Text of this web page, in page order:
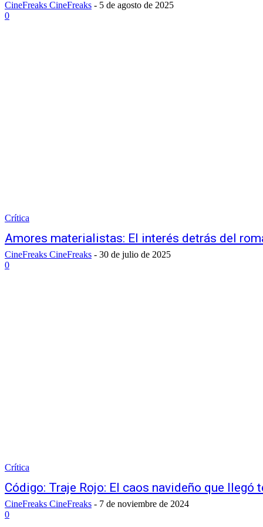
CineFreaks CineFreaks - 5 de agosto de 2025
0
Crítica
Amores materialistas: El interés detrás del
CineFreaks CineFreaks - 30 de julio de 2025
0
Crítica
Código: Traje Rojo: El caos navideño que llegó
CineFreaks CineFreaks - 7 de noviembre de 2024
0